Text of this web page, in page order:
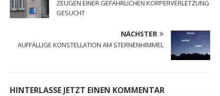
ZEUGEN EINER GEFÄHRLICHEN KÖRPERVERLETZUNG
GESUCHT
NÄCHSTER
AUFFÄLLIGE KONSTELLATION AM STERNENHIMMEL
HINTERLASSE JETZT EINEN KOMMENTAR